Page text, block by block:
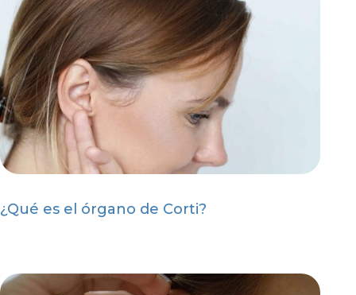
¿Qué es el órgano de Corti?